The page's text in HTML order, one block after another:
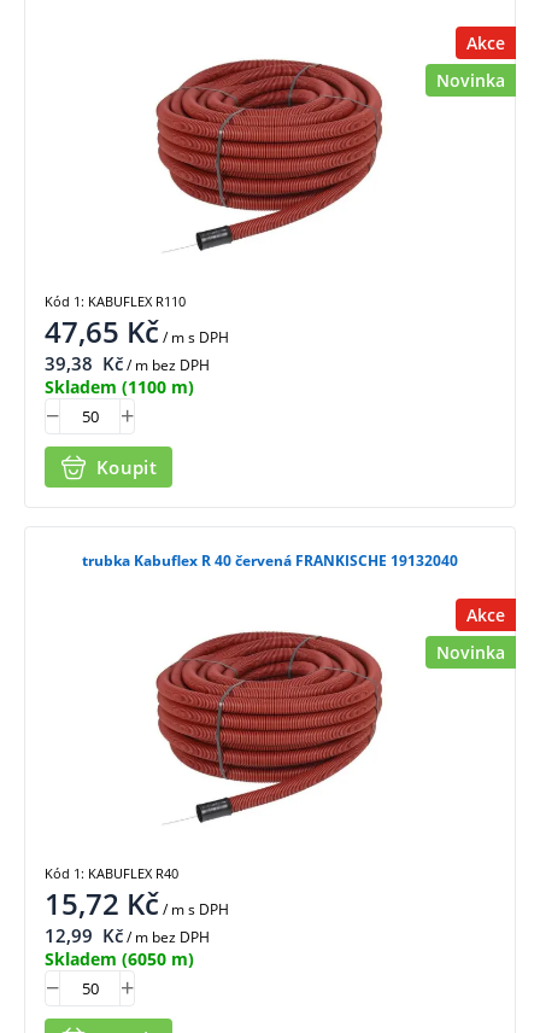
Akce
Novinka
47,65 Kč/ ms DPH
39,38 Kč/ m bez DPH
Skladem (1100 m)
Koupit
Kód 1: KABUFLEX R110
Akce
Novinka
trubka Kabuflex R 40 červená FRANKISCHE 19132040
15,72 Kč/ ms DPH
12,99 Kč/ m bez DPH
Skladem (6050 m)
Kód 1: KABUFLEX R40